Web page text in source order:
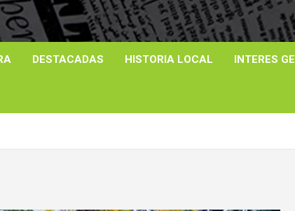
DESTACADAS HISTORIA LOCAL INTERES